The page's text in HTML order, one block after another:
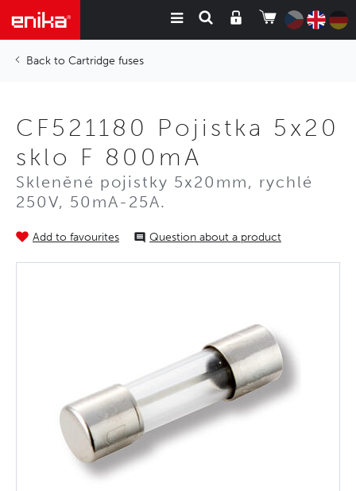
Cartridge fuses
CF521180 Pojistka 5x20
sklo F 800mA
Skleněné pojistky 5x20mm, rychlé
250V, 50mA-25A.
Add to favourites Question about a product